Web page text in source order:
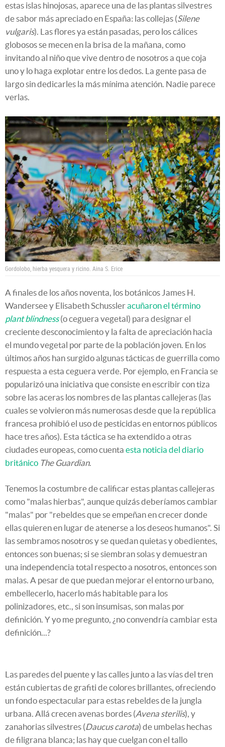
estas islas hinojosas, aparece una de las plantas silvestres
de sabor más apreciado en España: las collejas (Silene
vulgaris). Las flores ya están pasadas, pero los cálices
globosos se mecen en la brisa de la mañana, como
invitando al niño que vive dentro de nosotros a que coja
uno y lo haga explotar entre los dedos. La gente pasa de
largo sin dedicarles la más mínima atención. Nadie parece
verlas.
Gordolobo, hierba yesquera y ricino. Aina S. Erice
A finales de los años noventa, los botánicos James H.
Wandersee y Elisabeth Schussleracuñaron el término
plant blindness(o ceguera vegetal) para designar el
creciente desconocimiento y la falta de apreciación hacia
el mundo vegetal por parte de la población joven. En los
últimos años han surgido algunas tácticas de guerrilla como
respuesta a esta ceguera verde. Por ejemplo, en Francia se
popularizó una iniciativa que consiste en escribir con tiza
sobre las aceras los nombres de las plantas callejeras (las
cuales se volvieron más numerosas desde que la república
francesa prohibió el uso de pesticidas en entornos públicos
hace tres años). Esta táctica se ha extendido a otras
ciudades europeas, como cuenta esta noticia del diario
británico The Guardian.
Tenemos la costumbre de calificar estas plantas callejeras
como "malas hierbas", aunque quizás deberíamos cambiar
"malas" por "rebeldes que se empeñan en crecer donde
ellas quieren en lugar de atenerse a los deseos humanos". Si
las sembramos nosotros y se quedan quietas y obedientes,
entonces son buenas; si se siembran solas y demuestran
una independencia total respecto a nosotros, entonces son
malas. A pesar de que puedan mejorar el entorno urbano,
embellecerlo, hacerlo más habitable para los
polinizadores, etc., si son insumisas, son malas por
definición. Y yo me pregunto, ¿no convendría cambiar esta
definición...?
Las paredes del puente y las calles junto a las vías del tren
están cubiertas de grafiti de colores brillantes, ofreciendo
un fondo espectacular para estas rebeldes de la jungla
urbana. Allá crecen avenas bordes (Avena sterilis), y
zanahorias silvestres (Daucus carota) de umbelas hechas
de filigrana blanca; las hay que cuelgan con el tallo